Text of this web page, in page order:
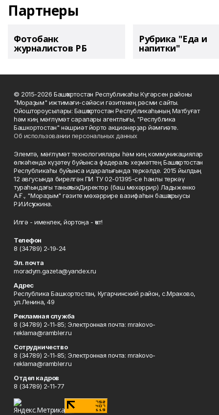
Партнеры
Фотобанк
журналистов РБ
Рубрика "Еда и
напитки"
© 2015-2026 Башҡортостан Республикаһы Күгәрсен районы
"Мораҙым" ижтимағи-сәйәси гәзитенең рәсми сайты.
Ойоштороусылары: Башҡортостан Республикаһының Матбуғат
һәм киң мәғлүмәт саралары агентлығы, "Республика
Башкортостан" нәшриәт йорто акционерҙар йәмғиәте.
Об использовании персональных данных
Элемтә, мәғлүмәт технологиялары һәм киң коммуникациялар
өлкәһендә күҙәтеү буйынса федераль хеҙмәттең Башҡортостан
Республикаһы буйынса идаралығында теркәлде. 2015 йылдың
12 авгусында бирелгән ПИ ТУ 02-01395-се һанлы теркәү
тураһындағы таныҡлыҡ. Директор (баш мөхәррир) Ладыженко
А.Ғ., "Мораҙым" гәзите мөхәррире вазифаһын башҡарыусы
Р.И.Исҡужина.
Илгә - именлек, йортоңа - ҡот!
Телефон
8 (34789) 2-19-24
Эл. почта
moradym.gazeta@yandex.ru
Адрес
Республика Башкортостан, Кугарчинский район, с.Мраково,
ул.Ленина, 49
Рекламная служба
8 (34789) 2-11-85; Электронная почта: mrakovo-
reklama@rambler.ru
Сотрудничество
8 (34789) 2-11-85; Электронная почта: mrakovo-
reklama@rambler.ru
Отдел кадров
8 (34789) 2-11-77